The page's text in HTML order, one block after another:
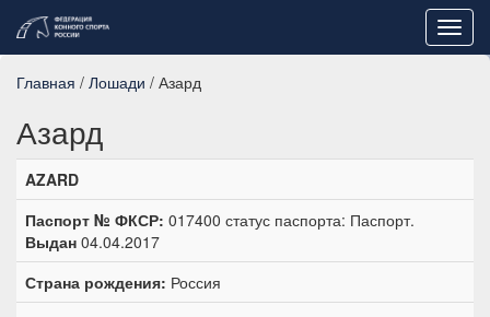
Главная / Лошади / Азард
Азард
AZARD
Паспорт № ФКСР: 017400 статус паспорта: Паспорт.
Выдан 04.04.2017
Страна рождения: Россия